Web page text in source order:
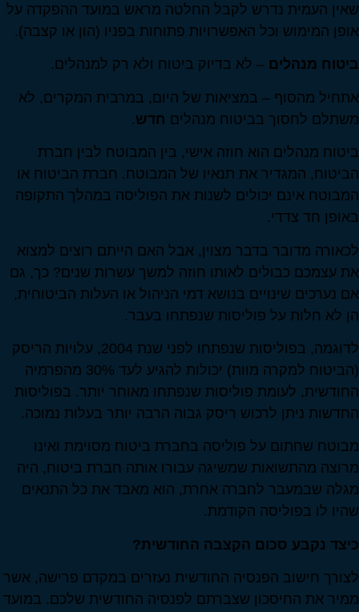
שאין העמית נדרש לקבל החלטה מראש במועד ההפקדה על
אופן המימוש וכל האפשרויות פתוחות בפניו (הון או קצבה).
ביטוח מנהלים – לא בדיוק ביטוח ולא רק למנהלים.
אתחיל מהסוף – במציאות של היום, במרבית המקרים, לא
משתלם לחסוך בביטוח מנהלים חדש.
ביטוח מנהלים הוא חוזה אישי, בין המבוטח לבין חברת
הביטוח, המגדיר את תנאיו של המבוטח. חברת הביטוח או
המבוטח אינם יכולים לשנות את הפוליסה במהלך התקופה
באופן חד צדדי.
לכאורה מדובר בדבר מצוין, אבל האם הייתם רוצים למצוא
את עצמכם כבולים לאותו חוזה למשך עשרות שנים? כך, גם
אם נערכים שינויים בנושא דמי הניהול או העלות הביטוחית,
הן לא חלות על פוליסות שנפתחו בעבר.
לדוגמה, בפוליסות שנפתחו לפני שנת 2004, עלויות הריסק
(הביטוח למקרה מוות) יכולות להגיע לעד 30% מהפרמיה
החודשית, לעומת פוליסות שנפתחו מאוחר יותר. בפוליסות
החדשות ניתן לרכוש ריסק גבוה הרבה יותר בעלות נמוכה.
מבוטח שחתום על פוליסה בחברת ביטוח מסוימת ואינו
מרוצה מהתשואות שמשיגה עבורו אותה חברת ביטוח, היה
מגלה שבמעבר לחברה אחרת, הוא מאבד את כל התנאים
שהיו לו בפוליסה הקודמת.
כיצד נקבע סכום הקִצבה החודשית?
לצורך חישוב הפנסיה החודשית נעזרים במקדם פרישה, אשר
ממיר את החיסכון שצברתם לפנסיה החודשית שלכם. במועד